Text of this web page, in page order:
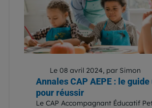
Le 08 avril 2024, par Simon
Annales CAP AEPE : le
pour réussir
Le CAP Accompagnant Éducatif